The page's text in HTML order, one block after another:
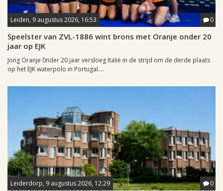
Leiden, 9 augustus 2026, 16:53 0
Speelster van ZVL-1886 wint brons met Oranje onder 20
jaar op EJK
Jong Oranje 0nder 20 jaar versloeg Italië in de strijd om de derde plaats
op het EJK waterpolo in Portugal....
Leiderdorp, 9 augustus 2026, 12:29 0